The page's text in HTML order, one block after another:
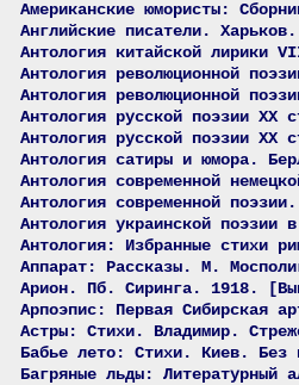
Американские юмористы:
Английские писатели.
Антология китайской лирики
Антология революционной
Антология революционной
Антология русской поэзии
Антология русской поэзии
Антология сатиры и юмора.
Антология современной
Антология современной
Антология украинской
Антология: Избранные стихи
Аппарат: Рассказы. М.
Арион. Пб. Сиринга. 1918.
Арпоэпис: Первая Сибирская
Астры: Стихи. Владимир.
Бабье лето: Стихи. Киев. Без
Багряные льды: